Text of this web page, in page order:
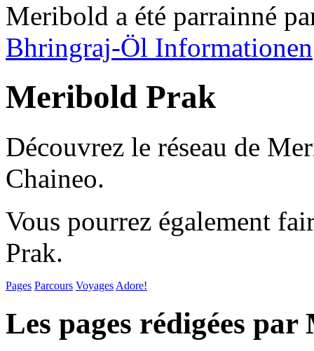
Meribold a été parrainné
Bhringraj-Öl Informationen
Meribold Prak
Découvrez le réseau de
Chaineo.
Vous pourrez également
Prak.
Pages Parcours Voyages Adore!
Les pages rédigées